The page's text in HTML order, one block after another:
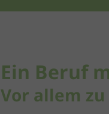
Ein Beruf
Vor allem